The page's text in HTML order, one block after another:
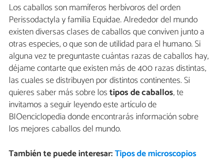
Los caballos son mamíferos herbívoros del orden
Perissodactyla y familia Equidae. Alrededor del mundo
existen diversas clases de caballos que conviven junto a
otras especies, o que son de utilidad para el humano. Si
alguna vez te preguntaste cuántas razas de caballos hay,
déjame contarte que existen más de 400 razas distintas,
las cuales se distribuyen por distintos continentes. Si
quieres saber más sobre lostipos de caballos, te
invitamos a seguir leyendo este artículo de
BIOenciclopedia donde encontrarás información sobre
los mejores caballos del mundo.
También te puede interesar:Tipos de microscopios